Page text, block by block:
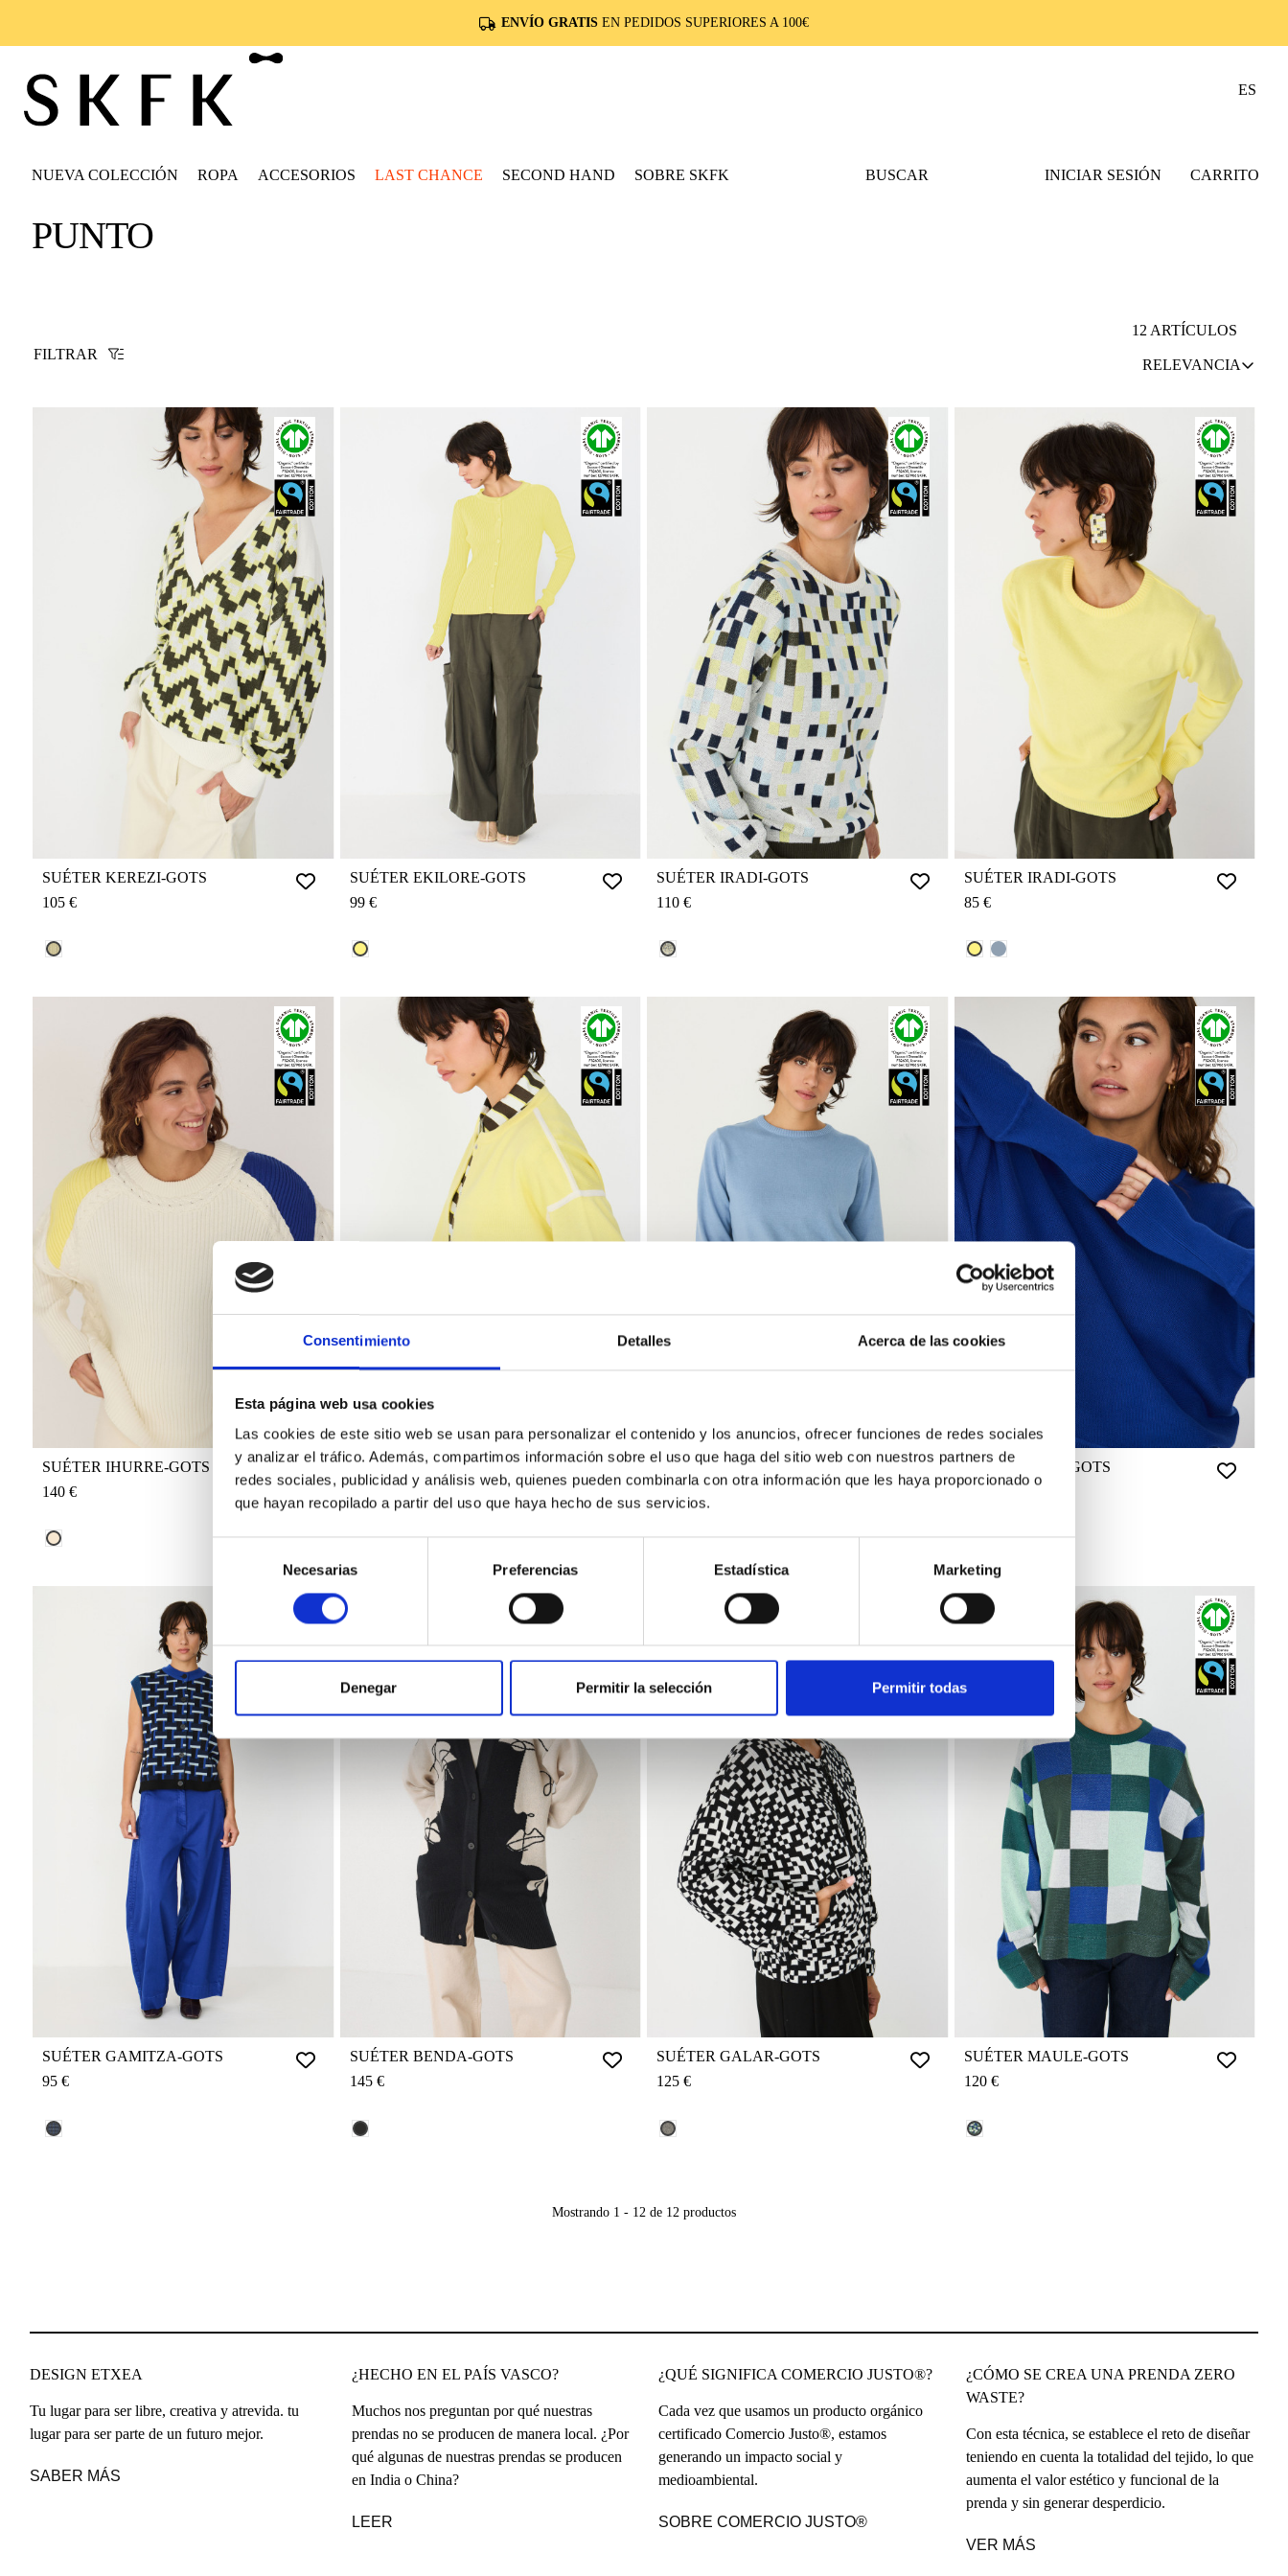
Consentimiento Detalles Acerca de las cookies
Esta página web usa cookies
Las cookies de este sitio web se usan para personalizar el contenido y los anuncios, ofrecer funciones de redes sociales
y analizar el tráfico. Además, compartimos información sobre el uso que haga del sitio web con nuestros partners de
redes sociales, publicidad y análisis web, quienes pueden combinarla con otra información que les haya proporcionado o
que hayan recopilado a partir del uso que haya hecho de sus servicios.
consentimiento
Necesarias Preferencias Estadística Marketing
Denegar Permitir la selección Permitir todas
ES
NUEVA COLECCIÓN ROPA ACCESORIOS LAST CHANCE SECOND HAND SOBRE SKFK BUSCAR INICIAR SESIÓN CARRITO
PUNTO
FILTRAR
12 ARTÍCULOS
RELEVANCIA
SUÉTER KEREZI-GOTS
105 €
AMARILLO REF.: F26112
SUÉTER EKILORE-GOTS
99 €
LIMÓN REF.: F260Y2
SUÉTER IRADI-GOTS
110 €
PIX REF.: F26212
SUÉTER IRADI-GOTS
85 €
LIMÓN REF.: F260Y2
AZUL CIELO REF.: F260B3
SUÉTER IHURRE-GOTS
140 €
CREMA REF.: F26012
SUÉTER GALAR-GOTS
SUÉTER IRADI-GOTS
LIMÓN REF.: F260Y2
SUÉTER IBAR-GOTS
SUÉTER GAMITZA-GOTS
95 €
MULTICOLOR REF.: F261B9
SUÉTER BENDA-GOTS
145 €
NEGRO REF.: F242N
SUÉTER GALAR-GOTS
125 €
CREMA REF.: F2642N
SUÉTER MAULE-GOTS
120 €
PIX REF.: F262G5
Mostrando 1 - 12 de 12 productos
DESIGN ETXEA
Tu lugar para ser libre, creativa y atrevida. tu
lugar para ser parte de un futuro mejor.
SABER MÁS
¿HECHO EN EL PAÍS VASCO?
Muchos nos preguntan por qué nuestras
prendas no se producen de manera local. ¿Por
qué algunas de nuestras prendas se producen
en India o China?
LEER
¿QUÉ SIGNIFICA COMERCIO JUSTO®?
Cada vez que usamos un producto orgánico
certificado Comercio Justo®, estamos
generando un impacto social y
medioambiental.
SOBRE COMERCIO JUSTO®
¿CÓMO SE CREA UNA PRENDA ZERO
WASTE?
Con esta técnica, se establece el reto de diseñar
teniendo en cuenta la totalidad del tejido, lo que
aumenta el valor estético y funcional de la
prenda y sin generar desperdicio.
VER MÁS